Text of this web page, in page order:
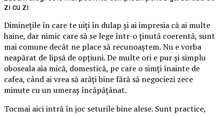
Diminețile în care te uiți în dulap și ai impresia că ai multe
haine, dar nimic care să se lege într-o ținută coerentă, sunt
mai comune decât ne place să recunoaștem. Nu e vorba
neapărat de lipsă de opțiuni. De multe ori e pur și simplu
oboseala aia mică, domestică, pe care o simți înainte de
cafea, când ai vrea să arăți bine fără să negociezi zece
minute cu un umeraș încăpățânat.
Tocmai aici intră în joc seturile bine alese. Sunt practice,